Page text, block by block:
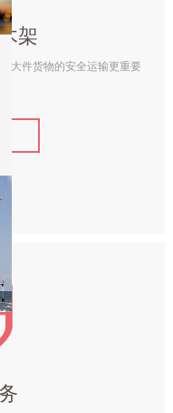
架
大件货物的安全运输更重要
空运价格表的Q、M、N、B、K、C、R、S、X运价具体是什么意思